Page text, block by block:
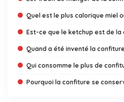
Quel est le plus calorique miel
Est-ce que le ketchup est de la
Quand a été inventé la
Qui consomme le plus de
Pourquoi la confiture se